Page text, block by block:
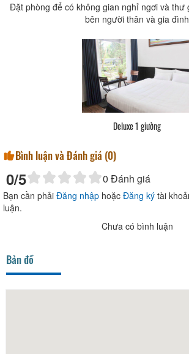
Đặt phòng để có không gian nghỉ ngơi và thư
bên người thân và gia đình
Deluxe 1 giường
Bình luận và Đánh giá (0)
0/5 0 Đánh giá
Bạn cần phải Đăng nhập hoặc Đăng ký tài
luận.
Chưa có bình luận
Bản đồ